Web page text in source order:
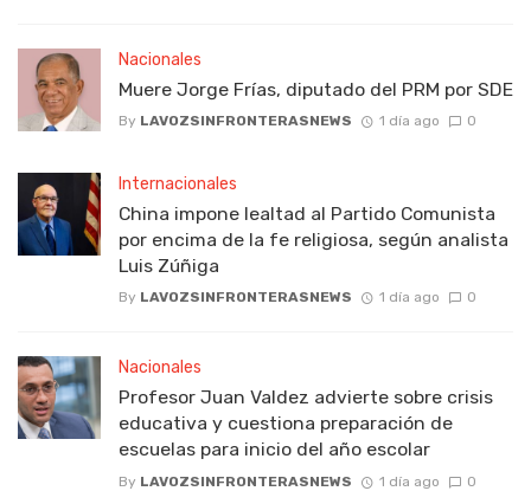
Nacionales
Muere Jorge Frías, diputado del PRM por SDE
By LAVOZSINFRONTERASNEWS 1 día ago 0
Internacionales
China impone lealtad al Partido Comunista
por encima de la fe religiosa, según analista
Luis Zúñiga
By LAVOZSINFRONTERASNEWS 1 día ago 0
Nacionales
Profesor Juan Valdez advierte sobre crisis
educativa y cuestiona preparación de
escuelas para inicio del año escolar
By LAVOZSINFRONTERASNEWS 1 día ago 0